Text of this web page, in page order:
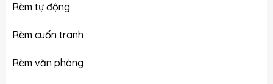
Rèm tự động
Rèm cuốn tranh
Rèm văn phòng